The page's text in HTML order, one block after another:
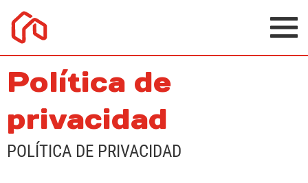
Política de
privacidad
POLÍTICA DE PRIVACIDAD